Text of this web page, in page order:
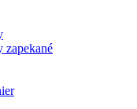
zapekané